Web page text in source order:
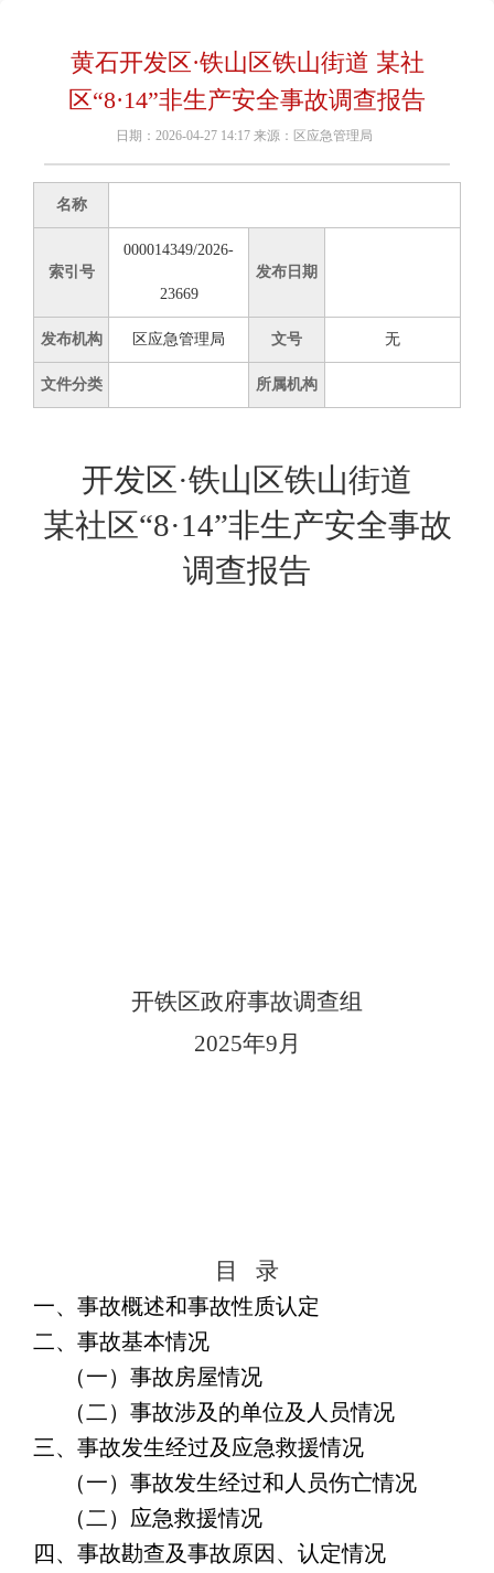
黄石开发区·铁山区铁山街道 某社
区“8·14”非生产安全事故调查报告
日期：2026-04-27 14:17 来源：区应急管理局
名称
索引号
000014349/2026-
23669
发布日期
发布机构 区应急管理局 文号 无
文件分类 所属机构
开发区·铁山区铁山街道
某社区“8·14”非生产安全事故
调查报告
开铁区政府事故调查组
2025年9月
目 录
一、事故概述和事故性质认定
二、事故基本情况
（一）事故房屋情况
（二）事故涉及的单位及人员情况
三、事故发生经过及应急救援情况
（一）事故发生经过和人员伤亡情况
（二）应急救援情况
四、事故勘查及事故原因、认定情况